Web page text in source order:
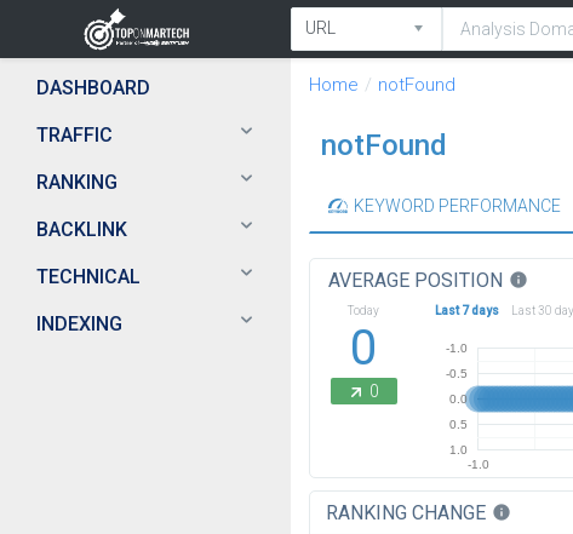
DASHBOARD
TRAFFIC
RANKING
BACKLINK
TECHNICAL
INDEXING
Home notFound
notFound
KEYWORD PERFORMANCE
AVERAGE POSITION info
Today
0
0
Last 7 days Last 30
-1.0
-1.0
-0.5
0.0
0.5
1.0
RANKING CHANGE info